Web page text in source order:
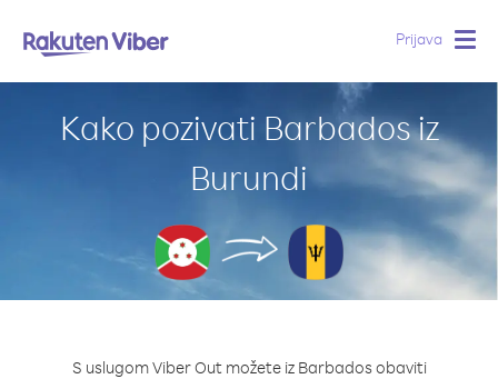
Prijava
Kako pozivati Barbados iz
Burundi
S uslugom Viber Out možete iz Barbados obaviti